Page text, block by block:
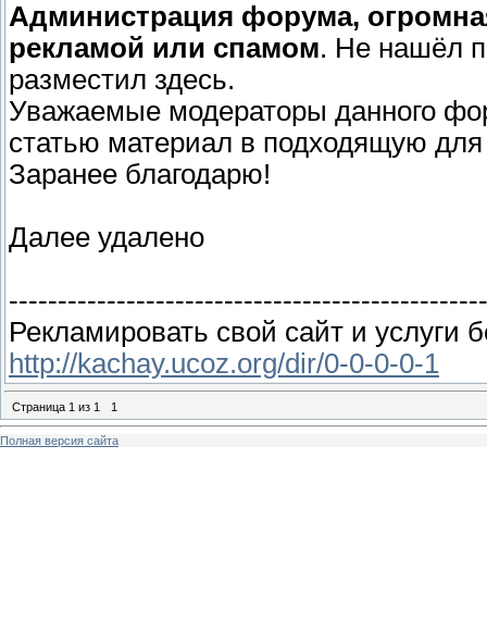
Администрация форума,
рекламой или спамом. Не нашёл
разместил здесь.
Уважаемые модераторы данного
статью материал в подходящую для
Заранее благодарю!
Далее удалено
Рекламировать свой сайт и услуги
http://kachay.ucoz.org/dir/0-0-0-0-1
Страница 1 из 1 1
Полная версия сайта